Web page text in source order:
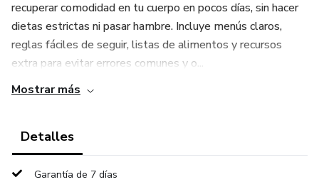
recuperar comodidad en tu cuerpo en pocos días, sin hacer
dietas estrictas ni pasar hambre. Incluye menús claros,
reglas fáciles de seguir, listas de alimentos y recursos
extra para evitar errores comunes y o...
Mostrar más
Detalles
Garantía de 7 días